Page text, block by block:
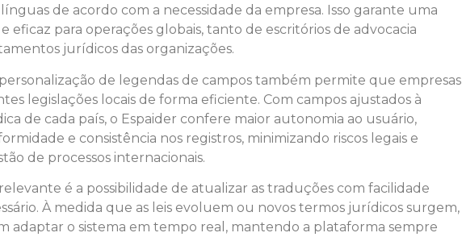
de acordo com a necessidade da empresa. Isso garante uma
eficaz para operações globais, tanto de escritórios de advocacia
jurídicos das organizações.
de legendas de campos também permite que empresas
legislações locais de forma eficiente. Com campos ajustados à
de cada país, o Espaider confere maior autonomia ao usuário,
e consistência nos registros, minimizando riscos legais e
de processos internacionais.
é a possibilidade de atualizar as traduções com facilidade
À medida que as leis evoluem ou novos termos jurídicos surgem,
adaptar o sistema em tempo real, mantendo a plataforma sempre